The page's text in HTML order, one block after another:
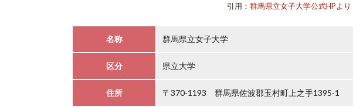
引用：群馬県立女子大学公式HPより
名称 群馬県立女子大学
区分 県立大学
住所 〒370-1193 群馬県佐波郡玉村町上之手1395-1